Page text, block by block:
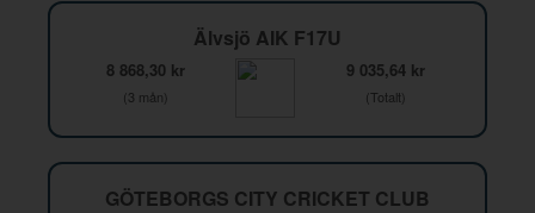
Älvsjö AIK F17U
8 868,30 kr
(3 mån)
9 035,64 kr
(Totalt)
GÖTEBORGS CITY CRICKET CLUB